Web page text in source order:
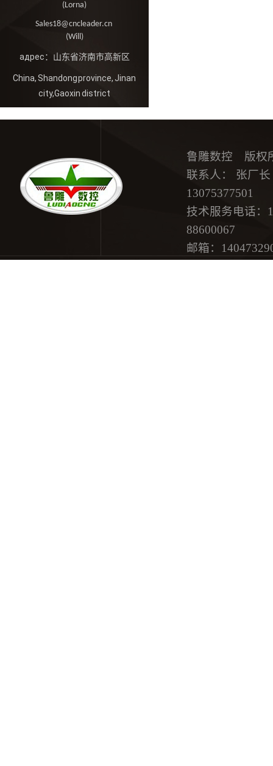
(Lorna)
Sales18@cncleader.cn
(Will)
адрес：山东省济南市高新区
China, Shandong province, Jinan
city,Gaoxin district
鲁雕数控 版权
联系人： 张厂长
13075377501
技术服务电话：
88600067
邮箱：